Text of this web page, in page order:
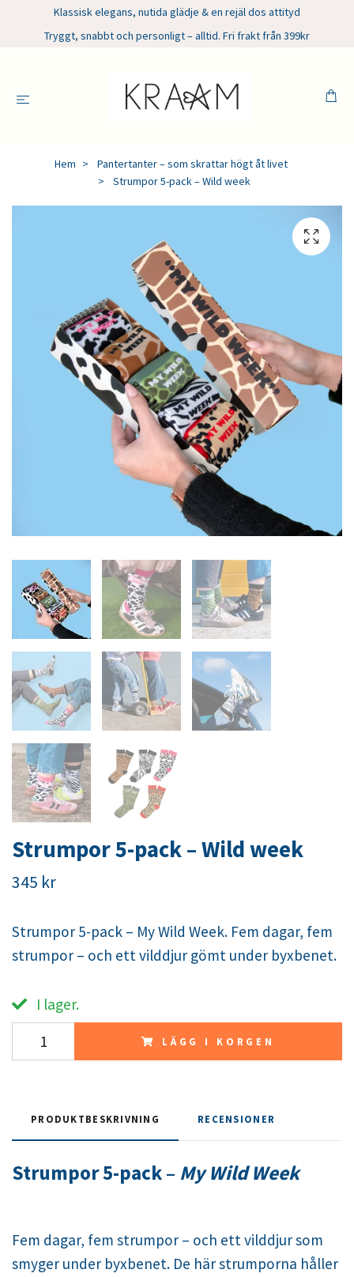
Klassisk elegans, nutida glädje & en rejäl dos attityd
Tryggt, snabbt och personligt – alltid. Fri frakt från 399kr
Hem
Pantertanter – som skrattar högt åt livet
Strumpor 5-pack – Wild week
Strumpor 5-pack – Wild week
345 kr
Strumpor 5-pack – My Wild Week. Fem dagar, fem
strumpor – och ett vilddjur gömt under byxbenet.
I lager.
LÄGG I KORGEN
PRODUKTBESKRIVNING RECENSIONER
Strumpor 5-pack – My Wild Week
Fem dagar, fem strumpor – och ett vilddjur som
smyger under byxbenet. De här strumporna håller